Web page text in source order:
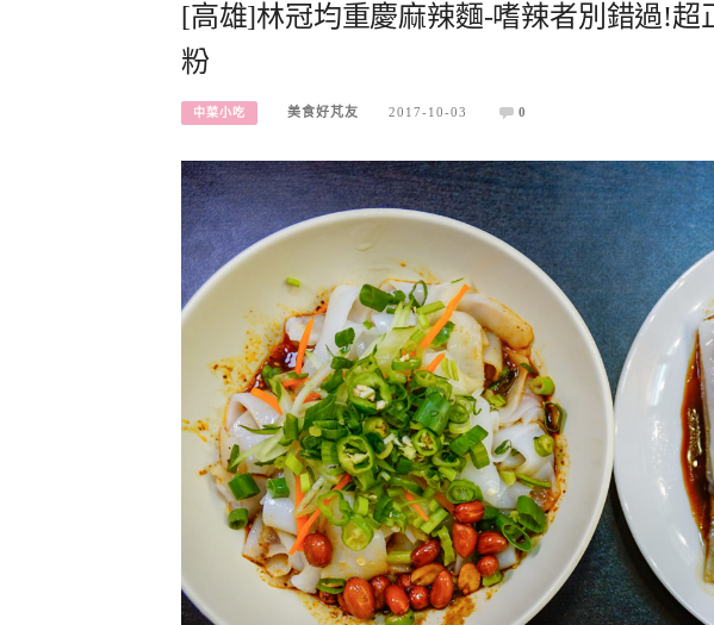
[高雄]林冠均重慶麻辣麵-嗜辣者別錯過!超
粉
中菜小吃 美食好芃友 2017-10-03 0